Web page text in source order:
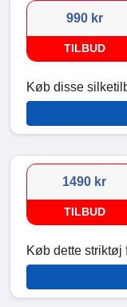
990 kr
TILBUD
Køb disse
1490 kr
TILBUD
Køb dette striktøj